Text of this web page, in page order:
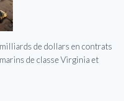
de dollars en contrats
de classe Virginia et